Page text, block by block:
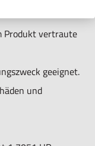
Produkt vertraute
geeignet.
und